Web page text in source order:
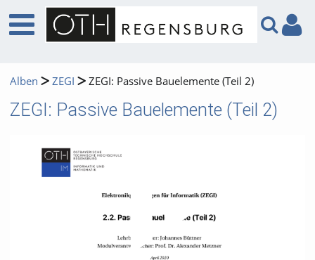
Alben ZEGI ZEGI: Passive Bauelemente (Teil 2)
ZEGI: Passive Bauelemente (Teil 2)